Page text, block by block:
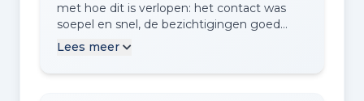
met hoe dit is verlopen: het contact was
soepel en snel, de bezichtigingen goed
begeleid en je merkt dat hij veel kennis en
aanvoelt wat je zoekt in een huis, en of een
Lees meer